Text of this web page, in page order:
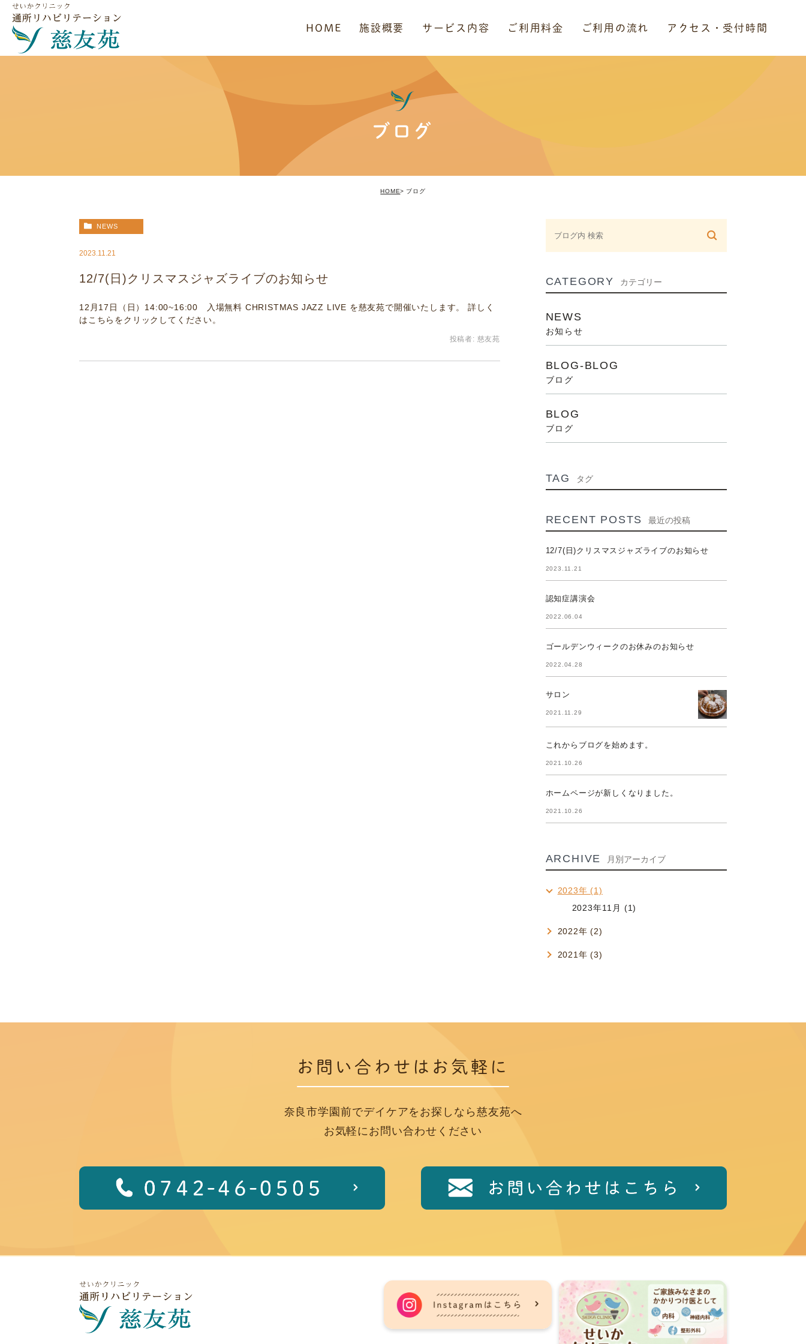
HOME 施設概要 サービス内容 ご利用料金 ご利用の流れ アクセス・受付時間
ブログ
HOME ブログ
NEWS
2023.11.21
12/7(日)クリスマスジャズライブのお知らせ
12月17日（日）14:00~16:00 入場無料 CHRISTMAS JAZZ LIVE を慈友苑で開催いたします。 詳しく
はこちらをクリックしてください。
投稿者: 慈友苑
CATEGORY カテゴリー
NEWS
お知らせ
BLOG-BLOG
ブログ
BLOG
ブログ
TAG タグ
RECENT POSTS 最近の投稿
12/7(日)クリスマスジャズライブのお知らせ
2023.11.21
認知症講演会
2022.06.04
ゴールデンウィークのお休みのお知らせ
2022.04.28
サロン
2021.11.29
これからブログを始めます。
2021.10.26
ホームページが新しくなりました。
2021.10.26
ARCHIVE 月別アーカイブ
2023年 (1)
2023年11月 (1)
2022年 (2)
2021年 (3)
お問い合わせはお気軽に
奈良市学園前でデイケアを お探しなら慈友苑へ
お気軽にお問い合わせください